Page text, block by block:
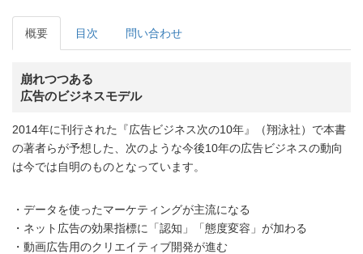
概要 目次 問い合わせ
崩れつつある
広告のビジネスモデル
2014年に刊行された『広告ビジネス次の10年』（翔泳社）で本書
の著者らが予想した、次のような今後10年の広告ビジネスの動向
は今では自明のものとなっています。
・データを使ったマーケティングが主流になる
・ネット広告の効果指標に「認知」「態度変容」が加わる
・動画広告用のクリエイティブ開発が進む